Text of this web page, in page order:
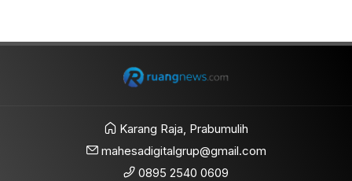
Karang Raja, Prabumulih
mahesadigitalgrup@gmail.com
0895 2540 0609